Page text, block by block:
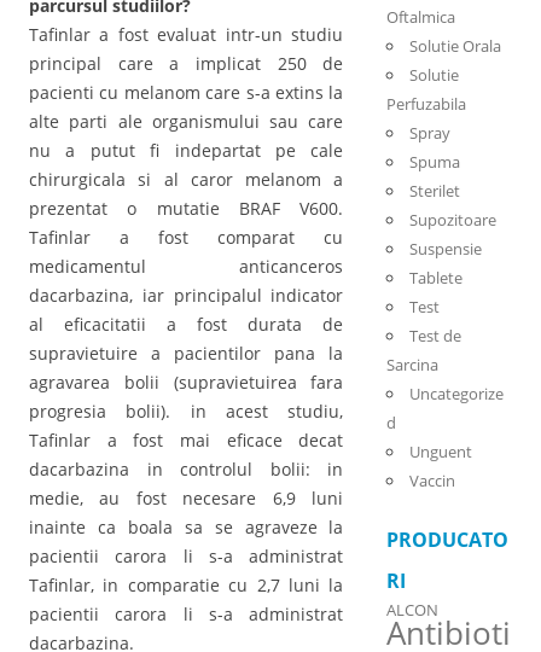
parcursul studiilor?
Tafinlar a fost evaluat intr-un studiu
principal care a implicat 250 de
pacienti cu melanom care s-a extins la
alte parti ale organismului sau care
nu a putut fi indepartat pe cale
chirurgicala si al caror melanom a
prezentat o mutatie BRAF V600.
Tafinlar a fost comparat cu
medicamentul anticanceros
dacarbazina, iar principalul indicator
al eficacitatii a fost durata de
supravietuire a pacientilor pana la
agravarea bolii (supravietuirea fara
progresia bolii). in acest studiu,
Tafinlar a fost mai eficace decat
dacarbazina in controlul bolii: in
medie, au fost necesare 6,9 luni
inainte ca boala sa se agraveze la
pacientii carora li s-a administrat
Tafinlar, in comparatie cu 2,7 luni la
pacientii carora li s-a administrat
dacarbazina.
Oftalmica
Solutie Orala
Solutie
Perfuzabila
Spray
Spuma
Sterilet
Supozitoare
Suspensie
Tablete
Test
Test de
Sarcina
Uncategorize
d
Unguent
Vaccin
PRODUCATO
RI
ALCON
Antibioti